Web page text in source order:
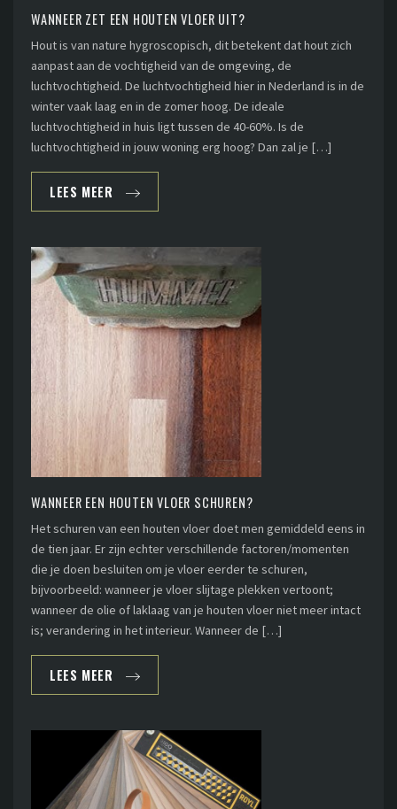
WANNEER ZET EEN HOUTEN VLOER UIT?
Hout is van nature hygroscopisch, dit betekent dat hout zich
aanpast aan de vochtigheid van de omgeving, de
luchtvochtigheid. De luchtvochtigheid hier in Nederland is in de
winter vaak laag en in de zomer hoog. De ideale
luchtvochtigheid in huis ligt tussen de 40-60%. Is de
luchtvochtigheid in jouw woning erg hoog? Dan zal je […]
LEES MEER
WANNEER EEN HOUTEN VLOER SCHUREN?
Het schuren van een houten vloer doet men gemiddeld eens in
de tien jaar. Er zijn echter verschillende factoren/momenten
die je doen besluiten om je vloer eerder te schuren,
bijvoorbeeld: wanneer je vloer slijtage plekken vertoont;
wanneer de olie of laklaag van je houten vloer niet meer intact
is; verandering in het interieur. Wanneer de […]
LEES MEER